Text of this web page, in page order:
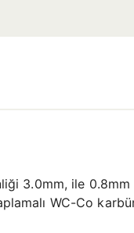
3.0mm, ile
WC-Co